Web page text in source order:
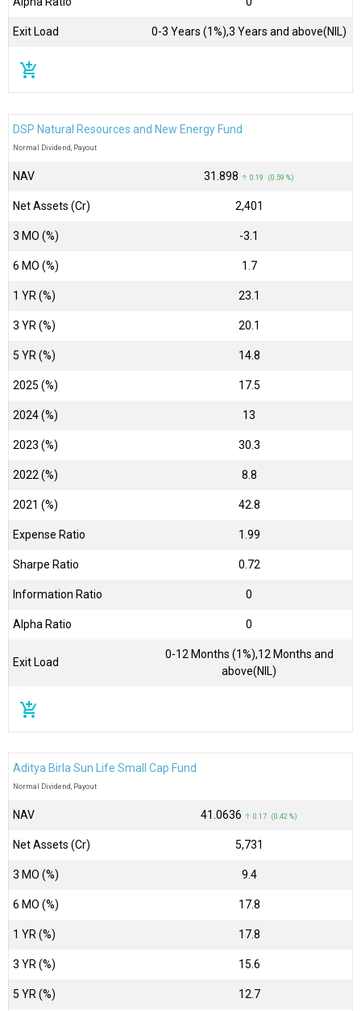
Exit Load 0-3 Years (1%),3 Years and above(NIL)
add_shopping_cart
DSP Natural Resources and New Energy Fund
Normal Dividend, Payout
NAV ₹31.898 ↑ 0.19 (0.59 %)
Net Assets (Cr) ₹2,401
3 MO (%) -3.1
6 MO (%) 1.7
1 YR (%) 23.1
3 YR (%) 20.1
5 YR (%) 14.8
2025 (%) 17.5
2024 (%) 13
2023 (%) 30.3
2022 (%) 8.8
2021 (%) 42.8
Expense Ratio 1.99
Sharpe Ratio 0.72
Information Ratio 0
Alpha Ratio 0
Exit Load
0-12 Months (1%),12 Months and
above(NIL)
add_shopping_cart
Aditya Birla Sun Life Small Cap Fund
Normal Dividend, Payout
NAV ₹41.0636 ↑ 0.17 (0.42 %)
Net Assets (Cr) ₹5,731
3 MO (%) 9.4
6 MO (%) 17.8
1 YR (%) 17.8
3 YR (%) 15.6
5 YR (%) 12.7